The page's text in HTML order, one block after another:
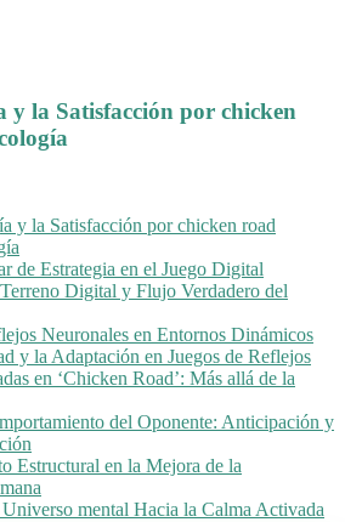
y la Satisfacción por chicken
y la Satisfacción por chicken road
de Estrategia en el Juego Digital
Digital y Flujo Verdadero del
Neuronales en Entornos Dinámicos
y la Adaptación en Juegos de Reflejos
en ‘Chicken Road’: Más allá de la
del Oponente: Anticipación y
Estructural en la Mejora de la
mental Hacia la Calma Activada